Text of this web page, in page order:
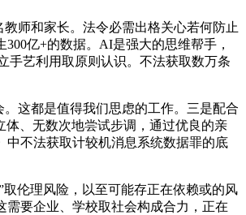
师和家长。法令必需出格关心若何防止
亿+的数据。AI是强大的思维帮手，
手艺利用取原则认识。不法获取数万条
这都是值得我们思虑的工作。三是配合
、无数次地尝试步调，通过优良的亲
不法获取计较机消息系统数据罪的底
伦理风险，以至可能存正在依赖或的风
要企业、学校取社会构成合力，正在